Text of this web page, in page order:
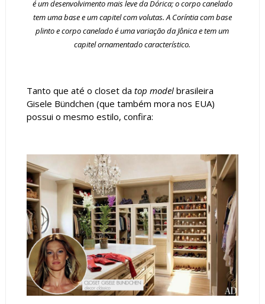
é um desenvolvimento mais leve da Dórica; o corpo canelado
tem uma base e um capitel com volutas. A Coríntia com base
plinto e corpo canelado é uma variação da Jônica e tem um
capitel ornamentado característico.
Tanto que até o closet da top modelbrasileira
Gisele Bündchen (que também mora nos EUA)
possui o mesmo estilo, confira: